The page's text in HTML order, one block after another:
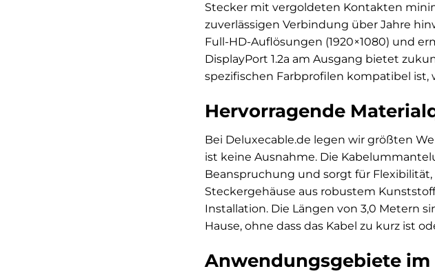
Stecker mit vergoldeten Kontakten
zuverlässigen Verbindung über Jahre
Full-HD-Auflösungen (1920×1080) und
DisplayPort 1.2a am Ausgang bietet
spezifischen Farbprofilen kompatibel
Hervorragende
Bei Deluxecable.de legen wir größten
ist keine Ausnahme. Die
Beanspruchung und sorgt für
Steckergehäuse aus robustem
Installation. Die Längen von 3,0 Metern
Hause, ohne dass das Kabel zu kurz ist
Anwendungsgebiete